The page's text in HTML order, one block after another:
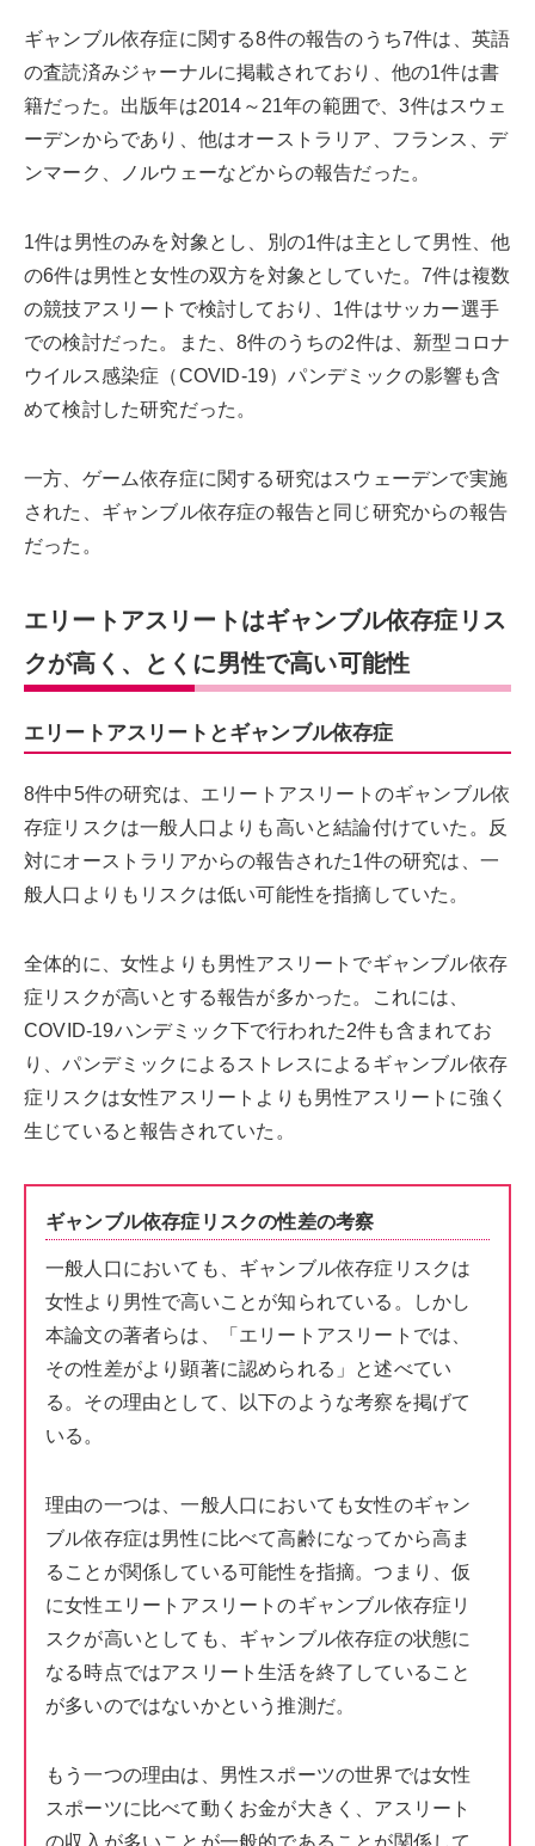
ギャンブル依存症に関する8件の報告のうち7件は、英語
の査読済みジャーナルに掲載されており、他の1件は書
籍だった。出版年は2014～21年の範囲で、3件はスウェ
ーデンからであり、他はオーストラリア、フランス、デ
ンマーク、ノルウェーなどからの報告だった。
1件は男性のみを対象とし、別の1件は主として男性、他
の6件は男性と女性の双方を対象としていた。7件は複数
の競技アスリートで検討しており、1件はサッカー選手
での検討だった。また、8件のうちの2件は、新型コロナ
ウイルス感染症（COVID-19）パンデミックの影響も含
めて検討した研究だった。
一方、ゲーム依存症に関する研究はスウェーデンで実施
された、ギャンブル依存症の報告と同じ研究からの報告
だった。
エリートアスリートはギャンブル依存症リス
クが高く、とくに男性で高い可能性
エリートアスリートとギャンブル依存症
8件中5件の研究は、エリートアスリートのギャンブル依
存症リスクは一般人口よりも高いと結論付けていた。反
対にオーストラリアからの報告された1件の研究は、一
般人口よりもリスクは低い可能性を指摘していた。
全体的に、女性よりも男性アスリートでギャンブル依存
症リスクが高いとする報告が多かった。これには、
COVID-19ハンデミック下で行われた2件も含まれてお
り、パンデミックによるストレスによるギャンブル依存
症リスクは女性アスリートよりも男性アスリートに強く
生じていると報告されていた。
ギャンブル依存症リスクの性差の考察
一般人口においても、ギャンブル依存症リスクは
女性より男性で高いことが知られている。しかし
本論文の著者らは、「エリートアスリートでは、
その性差がより顕著に認められる」と述べてい
る。その理由として、以下のような考察を掲げて
いる。
理由の一つは、一般人口においても女性のギャン
ブル依存症は男性に比べて高齢になってから高ま
ることが関係している可能性を指摘。つまり、仮
に女性エリートアスリートのギャンブル依存症リ
スクが高いとしても、ギャンブル依存症の状態に
なる時点ではアスリート生活を終了していること
が多いのではないかという推測だ。
もう一つの理由は、男性スポーツの世界では女性
スポーツに比べて動くお金が大きく、アスリート
の収入が多いことが一般的であることが関係して